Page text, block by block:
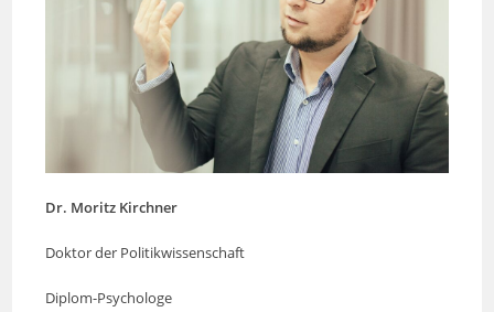
Dr. Moritz Kirchner
Doktor der Politikwissenschaft
Diplom-Psychologe